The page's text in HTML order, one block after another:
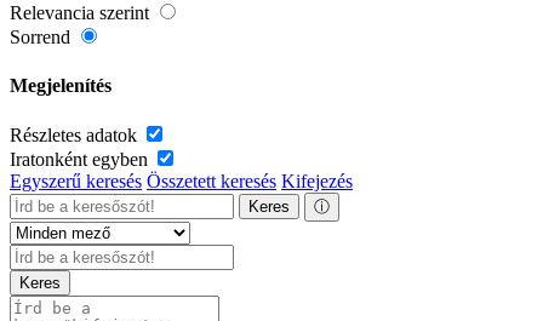
Relevancia szerint
Sorrend
Megjelenítés
Részletes adatok
Iratonként egyben
Egyszerű keresés Összetett keresés Kifejezés
Keres ⓘ
Keres